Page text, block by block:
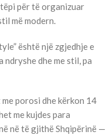
për të organizuar
më modern.
është një zgjedhje e
dhe me stil, pa
porosi dhe kërkon 14
me kujdes para
në të gjithë Shqipërinë —